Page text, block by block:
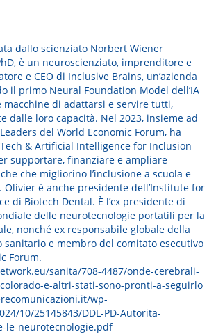
dallo scienziato Norbert Wiener
è un neuroscienziato, imprenditore e
e CEO di Inclusive Brains, un’azienda
il primo Neural Foundation Model dell’IA
macchine di adattarsi e servire tutti,
dalle loro capacità. Nel 2023, insieme ad
del World Economic Forum, ha
& Artificial Intelligence for Inclusion
supportare, finanziare e ampliare
che migliorino l’inclusione a scuola e
Olivier è anche presidente dell’Institute for
di Biotech Dental. È l’ex presidente di
delle neurotecnologie portatili per la
nonché ex responsabile globale della
e membro del comitato esecutivo
Forum.
sanita/708-4487/onde-cerebrali-
e-altri-stati-sono-pronti-a-seguirlo
wp-
10/25145843/DDL-PD-Autorita-
le-neurotecnologie.pdf